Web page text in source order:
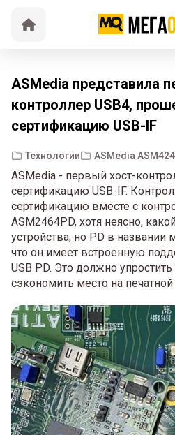
ASMedia представила
контроллер USB4,
сертификацию USB-IF
Технологии ASMedia
ASMedia - первый хост-
сертификацию USB-IF.
сертификацию вместе с
ASM2464PD, хотя неясно,
устройства, но PD в названии
что он имеет встроенную
USB PD. Это должно
сэкономить место на печатной